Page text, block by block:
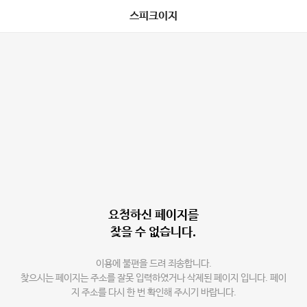
스피크이지
요청하신 페이지를
찾을 수 없습니다.
이용에 불편을 드려 죄송합니다.
찾으시는 페이지는 주소를 잘못 입력하였거나 삭제된 페이지 입니다. 페이
지 주소를 다시 한 번 확인해 주시기 바랍니다.